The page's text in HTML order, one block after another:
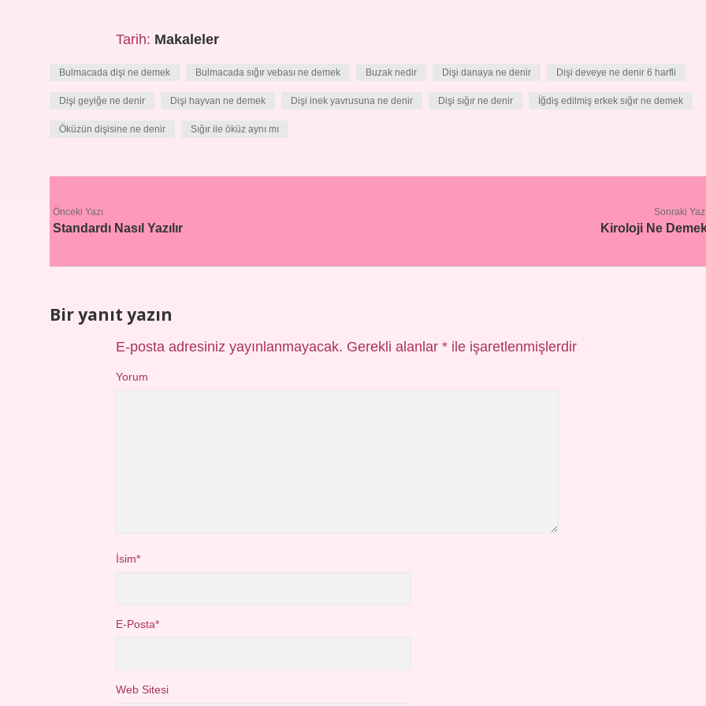
Tarih: Makaleler
Bulmacada dişi ne demek Bulmacada sığır vebası ne demek Buzak nedir Dişi danaya ne denir Dişi deveye ne denir 6 harfli
Dişi geyiğe ne denir Dişi hayvan ne demek Dişi inek yavrusuna ne denir Dişi sığır ne denir İğdiş edilmiş erkek sığır ne demek
Öküzün dişisine ne denir Sığır ile öküz aynı mı
Önceki Yazı
Standardı Nasıl Yazılır
Sonraki
Kiroloji Ne
Bir yanıt yazın
E-posta adresiniz yayınlanmayacak. Gerekli alanlar *ile işaretlenmişlerdir
Yorum
İsim*
E-Posta*
Web Sitesi